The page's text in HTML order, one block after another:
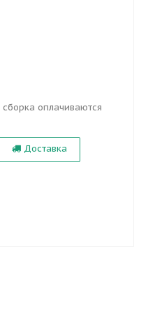
оплачиваются
Доставка